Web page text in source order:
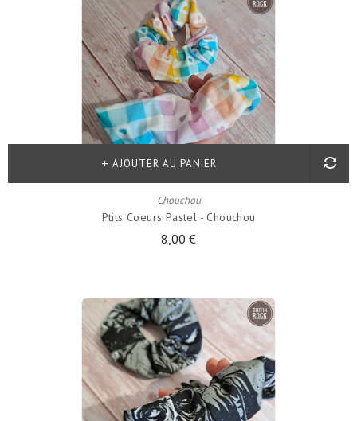
Chouchou
Ptits Coeurs Pastel - Chouchou
8,00 €
AJOUTER AU PANIER